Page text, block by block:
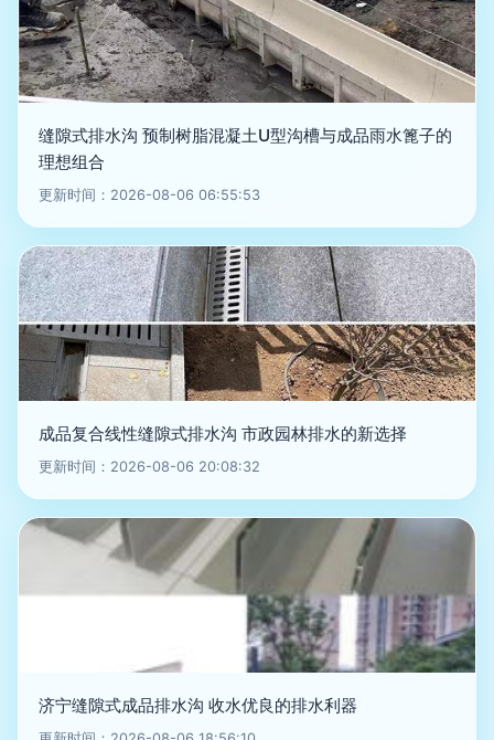
缝隙式排水沟 预制树脂混凝土U型沟槽与成品雨水篦子的
理想组合
更新时间：2026-08-06 06:55:53
成品复合线性缝隙式排水沟 市政园林排水的新选择
更新时间：2026-08-06 20:08:32
济宁缝隙式成品排水沟 收水优良的排水利器